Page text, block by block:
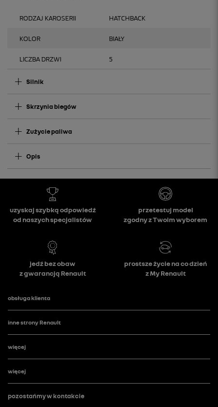
RODZAJ KAROSERII HATCHBACK
KOLOR BIAŁY
LICZBA DRZWI 5
Silnik
Skrzynia biegów
Zużycie paliwa
Opis